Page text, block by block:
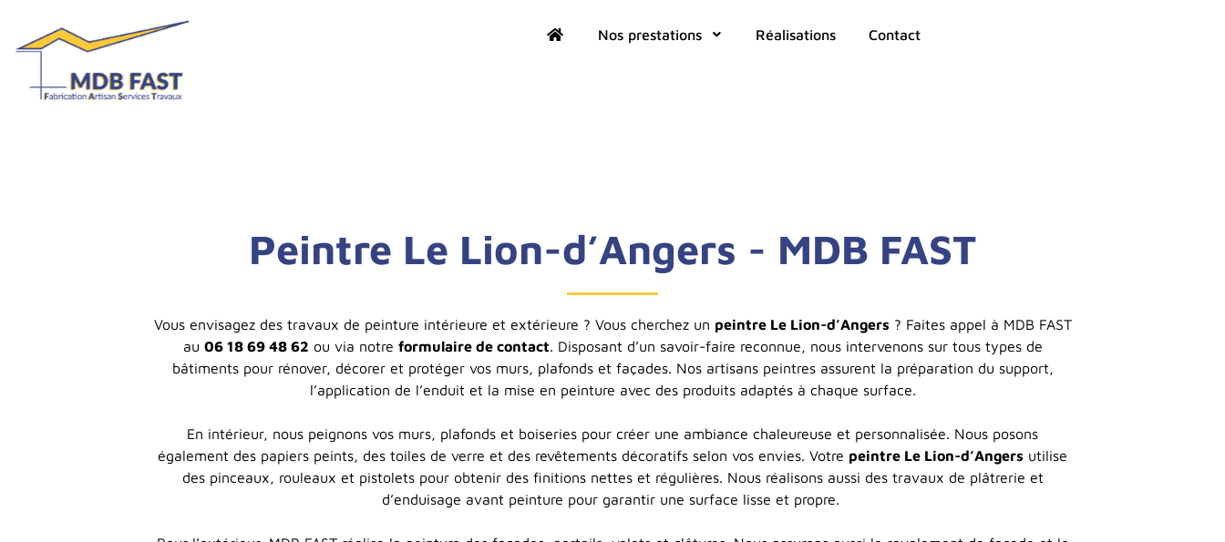
Nos prestations Réalisations Contact
Peintre Le Lion-d’Angers - MDB FAST
Vous envisagez des travaux de peinture intérieure et extérieure ? Vous cherchez un peintre Le Lion-d’Angers ? Faites appel à MDB FAST
au 06 18 69 48 62 ou via notre formulaire de contact. Disposant d’un savoir-faire reconnue, nous intervenons sur tous types de
bâtiments pour rénover, décorer et protéger vos murs, plafonds et façades. Nos artisans peintres assurent la préparation du support,
l’application de l’enduit et la mise en peinture avec des produits adaptés à chaque surface.
En intérieur, nous peignons vos murs, plafonds et boiseries pour créer une ambiance chaleureuse et personnalisée. Nous posons
également des papiers peints, des toiles de verre et des revêtements décoratifs selon vos envies. Votre peintre Le Lion-d’Angers utilise
des pinceaux, rouleaux et pistolets pour obtenir des finitions nettes et régulières. Nous réalisons aussi des travaux de plâtrerie et
d’enduisage avant peinture pour garantir une surface lisse et propre.